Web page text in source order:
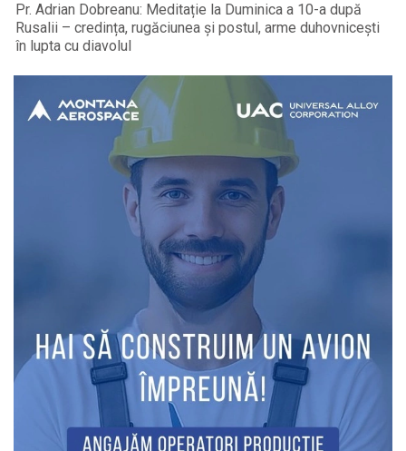
Pr. Adrian Dobreanu: Meditație la Duminica a 10-a după
Rusalii – credința, rugăciunea și postul, arme duhovnicești
în lupta cu diavolul